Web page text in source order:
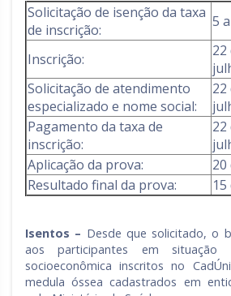
Solicitação de isenção da taxa
de inscrição:
5
Inscrição:
22
Solicitação de atendimento
especializado e nome social:
22
Pagamento da taxa de
inscrição:
22
Aplicação da prova:
Resultado final da prova:
Isentos – Desde que solicitado, o
aos participantes em situação
socioeconômica inscritos no
medula óssea cadastrados em